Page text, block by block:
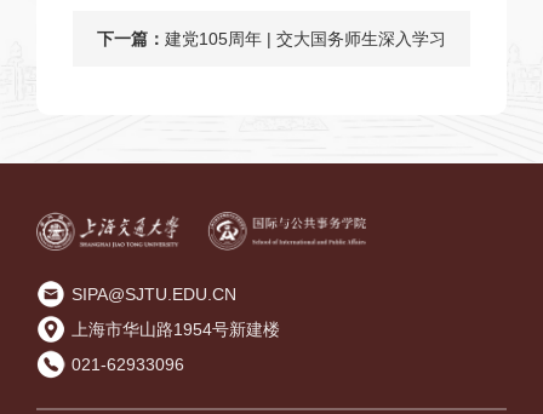
在第八届上海高校学生理论宣讲微课
下一篇： 建党105周年 | 交大国务师生深入学习
SIPA@SJTU.EDU.CN
上海市华山路1954号新建楼
021-62933096